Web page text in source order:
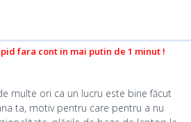
fara cont in mai putin de 1 minut !
multe ori ca un lucru este bine făcut
ta, motiv pentru care pentru a nu